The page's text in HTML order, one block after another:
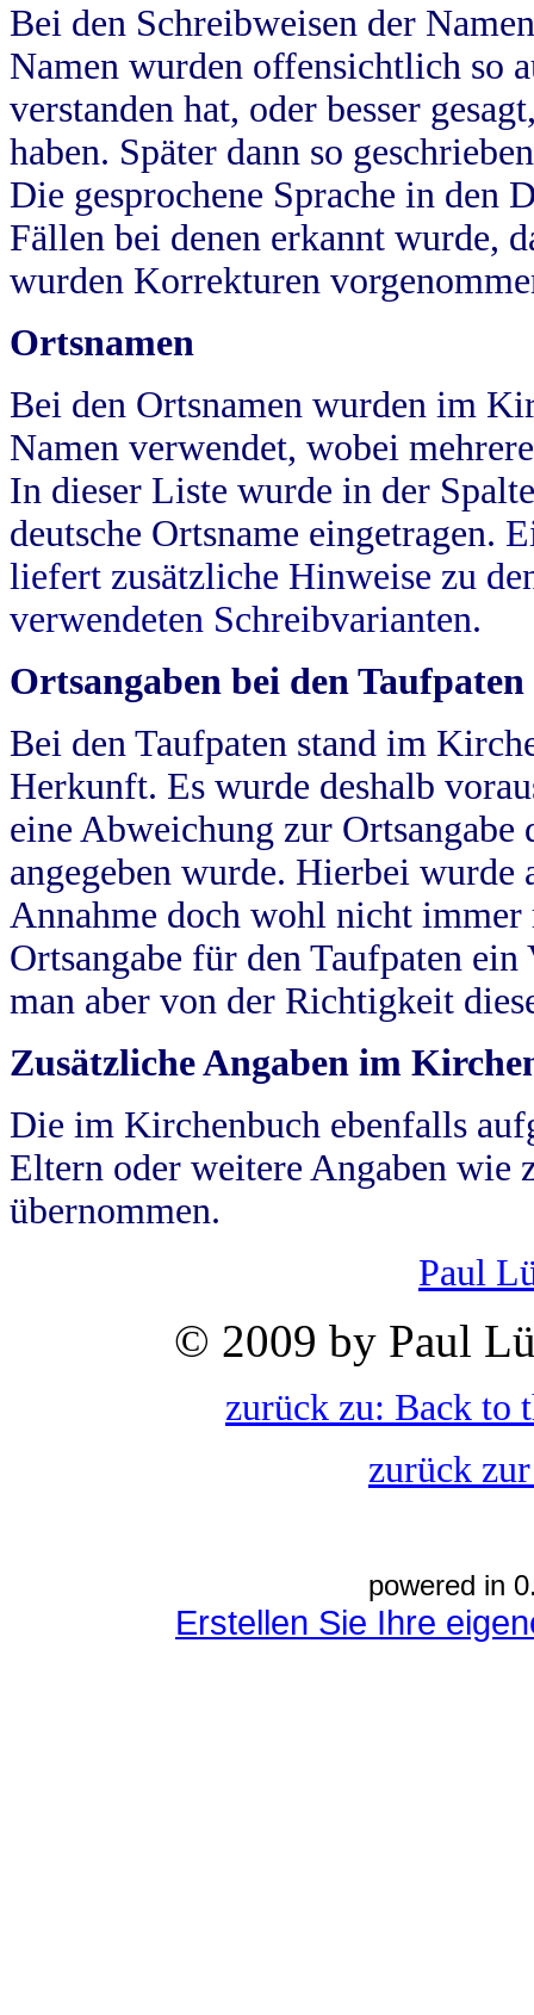
Bei den Schreibweisen der
Namen wurden offensichtlich so
verstanden hat, oder besser
haben. Später dann so
Die gesprochene Sprache in
Fällen bei denen erkannt wurde,
wurden Korrekturen
Ortsnamen
Bei den Ortsnamen wurden im
Namen verwendet, wobei
In dieser Liste wurde in der
deutsche Ortsname eingetragen.
liefert zusätzliche Hinweise zu
verwendeten Schreibvarianten.
Ortsangaben bei den Taufpaten
Bei den Taufpaten stand im
Herkunft. Es wurde deshalb
eine Abweichung zur
angegeben wurde. Hierbei wurde
Annahme doch wohl nicht
Ortsangabe für den Taufpaten
man aber von der Richtigkeit
Zusätzliche Angaben im
Die im Kirchenbuch ebenfalls
Eltern oder weitere Angaben wie
übernommen.
Paul
© 2009 by Paul
zurück zu: Back to
zurück
powered in
Erstellen Sie Ihre